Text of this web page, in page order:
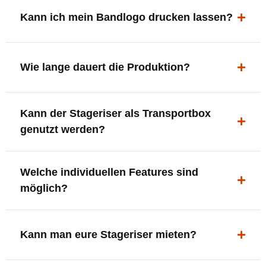
ergonomisch, sicher und gut sichtbar.
Kann ich mein Bandlogo drucken lassen?
deine Bühne, deine Marke.
Wie lange dauert die Produktion?
innerhalb Deutschlands kostenfrei.
Kann der Stageriser als Transportbox
genutzt werden?
oder Zubehör nutzen.
Welche individuellen Features sind
möglich?
XLR-Brücke / Schnittstelle
Setlist-Clip
Kann man eure Stageriser mieten?